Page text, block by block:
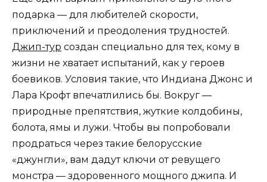
подарка — для любителей скорости,
приключений и преодоления трудностей.
Джип-тур создан специально для тех, кому в
жизни не хватает испытаний, как у героев
боевиков. Условия такие, что Индиана Джонс и
Лара Крофт впечатлились бы. Вокруг —
природные препятствия, жуткие колдобины,
болота, ямы и лужи. Чтобы вы попробовали
продраться через такие белорусские
«джунгли», вам дадут ключи от ревущего
монстра — здоровенного мощного джипа. И